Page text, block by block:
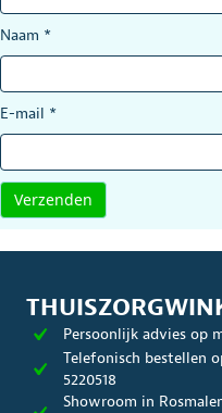
Naam *
E-mail *
Persoonlijk advies op
Telefonisch bestellen
5220518
Showroom in